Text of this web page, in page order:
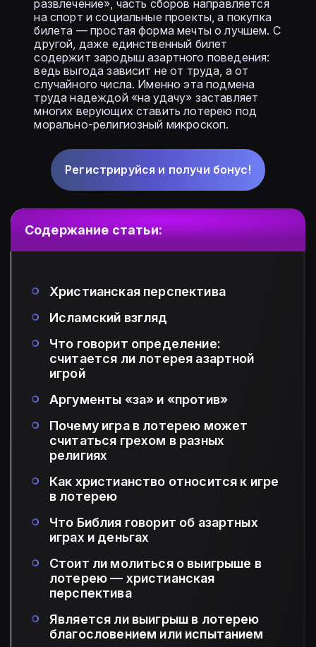
развлечение», часть сборов направляется
на спорт и социальные проекты, а покупка
билета — простая форма мечты о лучшем. С
другой, даже единственный билет
содержит зародыш азартного поведения:
ведь выгода зависит не от труда, а от
случайного числа. Именно эта подмена
труда надеждой «на удачу» заставляет
многих верующих ставить лотерею под
морально-религиозный микроскоп.
Регистрируйся и получи бонус!
Содержание статьи:
Христианская перспектива
Исламский взгляд
Что говорит определение:
считается ли лотерея азартной
игрой
Аргументы «за» и «против»
Почему игра в лотерею может
считаться грехом в разных
религиях
Как христианство относится к игре
в лотерею
Что Библия говорит об азартных
играх и деньгах
Стоит ли молиться о выигрыше в
лотерею — христианская
перспектива
Является ли выигрыш в лотерею
благословением или испытанием